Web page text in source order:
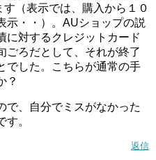
（表示では、購入から１０
示・・）。AUショップの説
に対するクレジットカード
ごろだとして、それが終了
でした。こちらが通常の手
？
で、自分でミスがなかった
。
返信